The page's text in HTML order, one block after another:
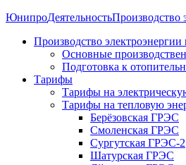
ЮнипроДеятельностьПроизводство
Производство электроэнергии
Основные
Подготовка к
Тарифы
Тарифы на
Тарифы на тепловую
Берёзовская ГРЭС
Смоленская ГРЭС
Сургутская ГРЭС-2
Шатурская ГРЭС